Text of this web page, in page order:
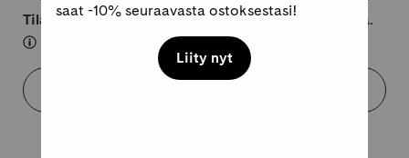
Tilaustuote, lähtee kuljetukseen 10-25 arkipäivässä.
saat -10% seuraavasta ostoksestasi!
Liity nyt